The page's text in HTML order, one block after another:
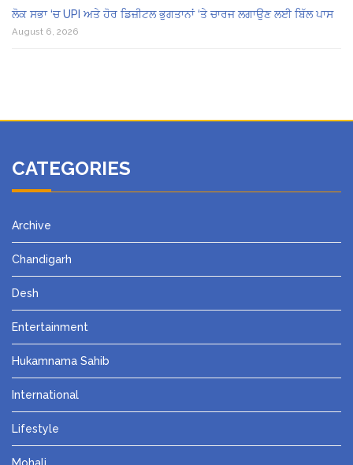
ਲੋਕ ਸਭਾ ‘ਚ UPI ਅਤੇ ਹੋਰ ਡਿਜ਼ੀਟਲ ਭੁਗਤਾਨਾਂ ‘ਤੇ ਚਾਰਜ ਲਗਾਉਣ ਲਈ ਬਿੱਲ ਪਾਸ
August 6, 2026
CATEGORIES
Archive
Chandigarh
Desh
Entertainment
Hukamnama Sahib
International
Lifestyle
Mohali